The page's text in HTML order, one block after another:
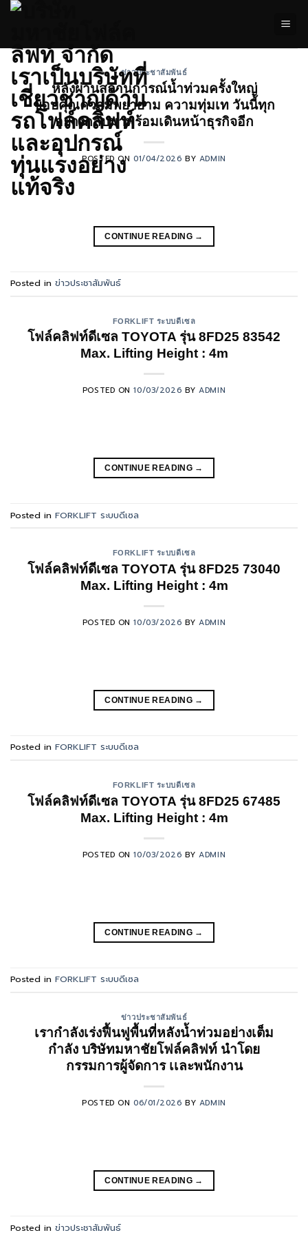
ข้าม
เนื้อหา
ข่าวประชาสัมพันธ์
หลังผ่านสถานการณ์น้ำท่วมครั้งใหญ่
ขอบคุณความพยายาม ความทุ่มเท วันนี้ทุก
อย่างกลับมาพร้อมเดินหน้าธุรกิจอีก
POSTED ON 01/04/2026 BY ADMIN
CONTINUE READING →
Posted in ข่าวประชาสัมพันธ์
FORKLIFT ระบบดีเซล
โฟล์คลิฟท์ดีเซล TOYOTA รุ่น 8FD25 83542
Max. Lifting Height : 4m
POSTED ON10/03/2026 BYADMIN
CONTINUE READING →
Posted in FORKLIFT ระบบดีเซล
FORKLIFT ระบบดีเซล
โฟล์คลิฟท์ดีเซล TOYOTA รุ่น 8FD25 73040
Max. Lifting Height : 4m
POSTED ON10/03/2026 BYADMIN
CONTINUE READING →
Posted in FORKLIFT ระบบดีเซล
FORKLIFT ระบบดีเซล
โฟล์คลิฟท์ดีเซล TOYOTA รุ่น 8FD25 67485
Max. Lifting Height : 4m
POSTED ON10/03/2026 BYADMIN
CONTINUE READING →
Posted in FORKLIFT ระบบดีเซล
ข่าวประชาสัมพันธ์
เรากำลังเร่งฟื้นฟูพื้นที่หลังน้ำท่วมอย่างเต็ม
กำลัง บริษัทมหาชัยโฟล์คลิฟท์ นำโดย
กรรมการผู้จัดการ เเละพนักงาน
POSTED ON 06/01/2026 BY ADMIN
CONTINUE READING →
Posted in ข่าวประชาสัมพันธ์